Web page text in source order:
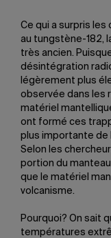
Ce qui a surpris les
au tungstène-182,
très ancien.
désintégration
légèrement plus
observée dans les
matériel
ont formé ces
plus importante de
Selon les
portion du
que le matériel
volcanisme.
Pourquoi? On sait
températures